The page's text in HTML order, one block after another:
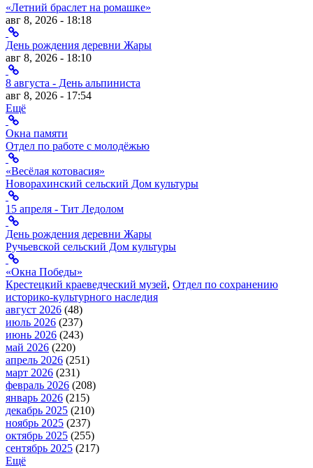
«Летний браслет на ромашке»
авг 8, 2026 - 18:18
День рождения деревни Жары
авг 8, 2026 - 18:10
8 августа - День альпиниста
авг 8, 2026 - 17:54
Ещё
Окна памяти
Отдел по работе с молодёжью
«Весёлая котовасия»
Новорахинский сельский Дом культуры
15 апреля - Тит Ледолом
День рождения деревни Жары
Ручьевской сельский Дом культуры
«Окна Победы»
Крестецкий краеведческий музей, Отдел по сохранению
историко-культурного наследия
август 2026 (48)
июль 2026 (237)
июнь 2026 (243)
май 2026 (220)
апрель 2026 (251)
март 2026 (231)
февраль 2026 (208)
январь 2026 (215)
декабрь 2025 (210)
ноябрь 2025 (237)
октябрь 2025 (255)
сентябрь 2025 (217)
Ещё